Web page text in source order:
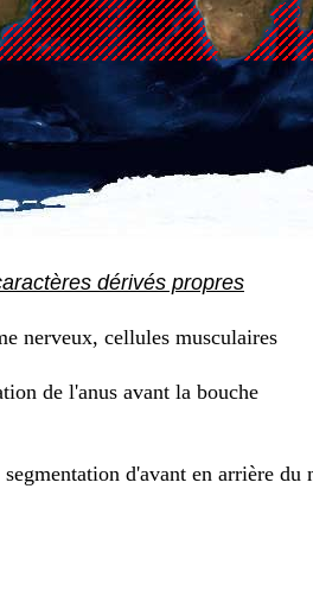
dérivés propres
nerveux, cellules musculaires
de l'anus avant la bouche
d'avant en arrière du